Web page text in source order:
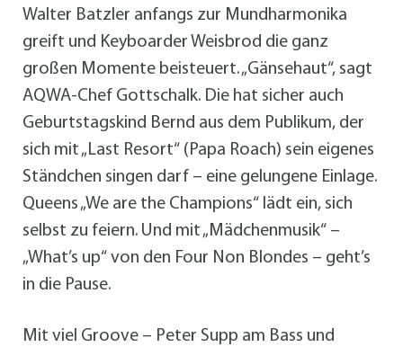
Walter Batzler anfangs zur Mundharmonika
greift und Keyboarder Weisbrod die ganz
großen Momente beisteuert. „Gänsehaut“, sagt
AQWA-Chef Gottschalk. Die hat sicher auch
Geburtstagskind Bernd aus dem Publikum, der
sich mit „Last Resort“ (Papa Roach) sein eigenes
Ständchen singen darf – eine gelungene Einlage.
Queens „We are the Champions“ lädt ein, sich
selbst zu feiern. Und mit „Mädchenmusik“ –
„What’s up“ von den Four Non Blondes – geht’s
in die Pause.
Mit viel Groove – Peter Supp am Bass und